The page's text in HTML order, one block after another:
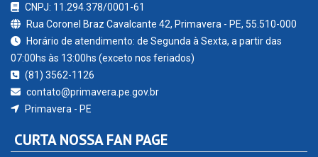
CNPJ: 11.294.378/0001-61
Rua Coronel Braz Cavalcante 42, Primavera - PE, 55.510-000
Horário de atendimento: de Segunda à Sexta, a partir das
07:00hs às 13:00hs (exceto nos feriados)
(81) 3562-1126
contato@primavera.pe.gov.br
Primavera - PE
CURTA NOSSA FAN PAGE